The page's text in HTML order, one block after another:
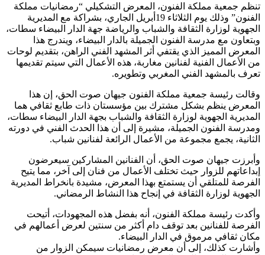
تنظم جمعية مملكة الفنون، المعرض التشكيلي “رمضانيات مملكة
الفنون” وذلك يوم الثلاثاء 19أبريل الجاري، بشراكة مع المديرية
الجهوية لوزارة الثقافة والشباب والرياضة جهة الدار البيضاء سطات،
وبتعاون مع مدرسة الفنون الجميلة بالدار البيضاء، ويندرج هذا
المعرض المميز الذي يقتفي أثر المشهد الفني الراهن، بتقديم لوحات
من الأعمال الفنية لفنانين مغاربة، هذه الأعمال التي سيتم تقديمها
تعرف بالمشهد الفني المغربي وتطويره.
وقالت رئيسة جمعية مملكة الفنون جيهان صوت الحق، إن هذا
المعرض ينظم بشكل مشترك بين مؤسستان ذات طابع ثقافي هما
المديرية الجهوية لوزارة الثقافة والشباب بجهة الدار البيضاء سطات،
ومدرسة الفنون الجميلة، مشيرة إلى أن هذا الحدث الفني في دورته
الثانية، يجمع مجموعة من الأعمال الرائعة لفنانين شباب.
وأبرزت جيهان صوت الحق، أن الفنانين المشاركين سيعرضون
إبداعاتهم للزوار حيث تختلف الأعمال من فنان إلى آخر، مما يتيح
الفرصة للمتلقي أن يستمتع بهذا المعرض، مشيدة بانخراط المديرية
الجهوية لوزارة الثقافة في إنجاح هذا النشاط الرمضاني.
وأكدت رئيسة مملكة الفنون، أنه بفضل هذه المجهودات، أتيحت
الفرصة للفنانين بعد توقف دام أكثر من سنتين لعرض أعمالهم في
مكان ثقافي مرموق في الدار البيضاء.
وأشارت كذلك، إلى أن معرض رمضانيات سيمكن الزوار من